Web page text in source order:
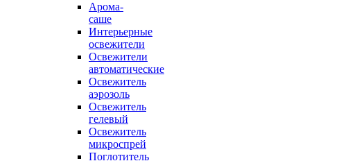
Арома-
саше
Интерьерные
освежители
Освежители
автоматические
Освежитель
аэрозоль
Освежитель
гелевый
Освежитель
микроспрей
Поглотитель